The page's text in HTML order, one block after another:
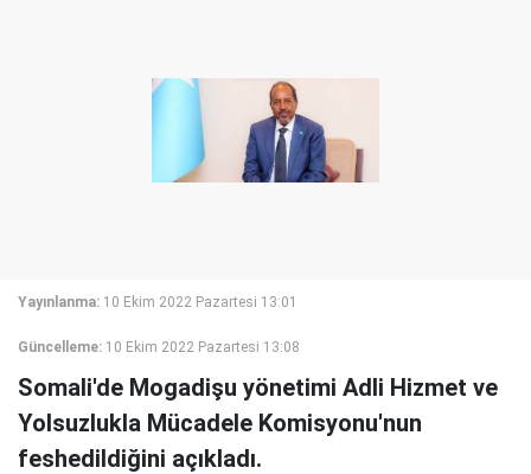
Yayınlanma: 10 Ekim 2022 Pazartesi 13:01
Güncelleme: 10 Ekim 2022 Pazartesi 13:08
Somali'de Mogadişu yönetimi Adli Hizmet ve
Yolsuzlukla Mücadele Komisyonu'nun
feshedildiğini açıkladı.